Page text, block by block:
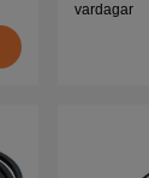
vardagar